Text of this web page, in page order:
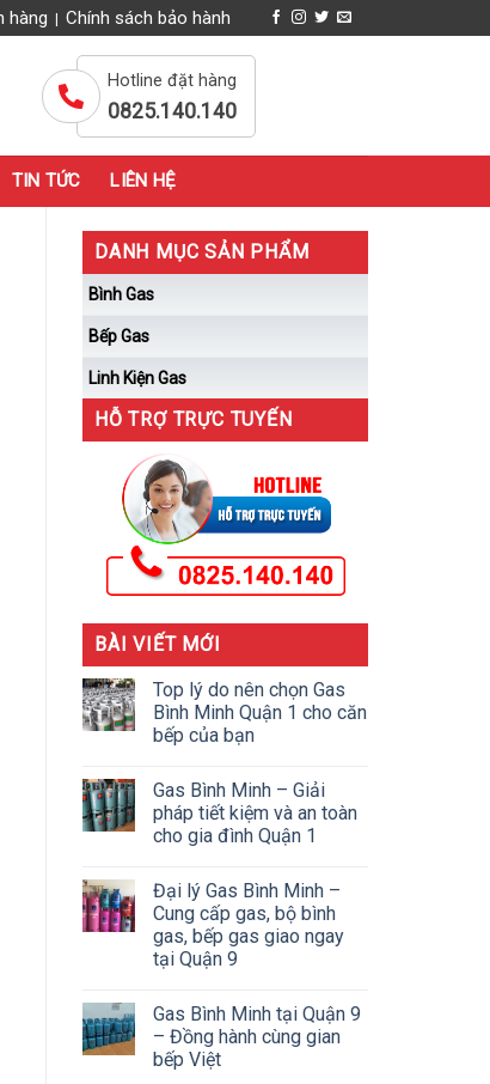
hàng Chính sách bảo hành
Hotline đặt hàng
0825.140.140
TIN TỨC LIÊN HỆ
DANH MỤC SẢN PHẨM
Bình Gas
Bếp Gas
Linh Kiện Gas
HỖ TRỢ TRỰC TUYẾN
BÀI VIẾT MỚI
Top lý do nên chọn Gas
Bình Minh Quận 1 cho căn
bếp của bạn
Gas Bình Minh – Giải
pháp tiết kiệm và an toàn
cho gia đình Quận 1
Đại lý Gas Bình Minh –
Cung cấp gas, bộ bình
gas, bếp gas giao ngay
tại Quận 9
Gas Bình Minh tại Quận 9
– Đồng hành cùng gian
bếp Việt